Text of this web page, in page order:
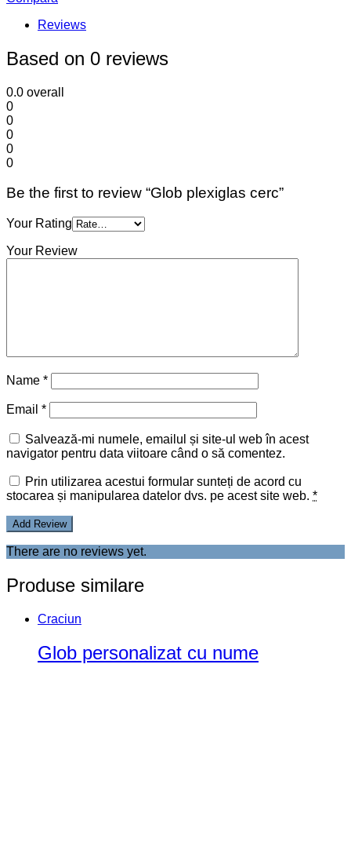
Reviews
Based on 0 reviews
0.0 overall
0
0
0
0
0
Be the first to review “Glob plexiglas cerc”
Your Rating
Your Review
Name *
Email *
Salvează-mi numele, emailul și site-ul web în acest
navigator pentru data viitoare când o să comentez.
Prin utilizarea acestui formular sunteți de acord cu
stocarea și manipularea datelor dvs. pe acest site web. *
There are no reviews yet.
Produse similare
Craciun
Glob personalizat cu nume